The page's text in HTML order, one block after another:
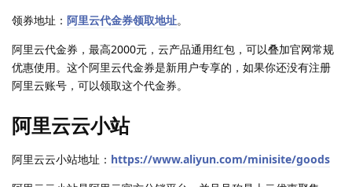
领券地址： 阿里云代金券领取地址。
阿里云代金券，最高2000元，云产品通用红包，可以叠加官网常规
优惠使用。这个阿里云代金券是新用户专享的，如果你还没有注册
阿里云账号，可以领取这个代金券。
阿里云云小站
阿里云云小站地址： https://www.aliyun.com/minisite/goods